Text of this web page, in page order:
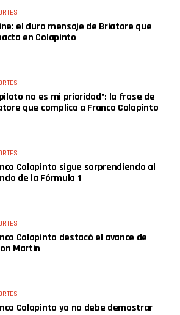
el duro mensaje de Briatore que
en Colapinto
piloto no es mi prioridad”: la frase de
que complica a Franco Colapinto
Colapinto sigue sorprendiendo al
de la Fórmula 1
Colapinto destacó el avance de
Martin
Colapinto ya no debe demostrar